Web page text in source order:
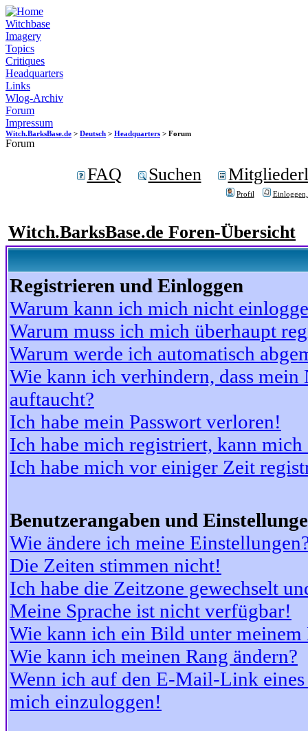
Witchbase
Imagery
Topics
Critiques
Headquarters
Links
Wlog-Archiv
Forum
Impressum
Witch.BarksBase.de > Deutsch > Headquarters > Forum
Forum
FAQ Suchen
Profil
Witch.BarksBase.de Foren-Übersicht
Registrieren und Einloggen
Warum kann ich mich nicht
Warum muss ich mich überhaupt
Warum werde ich automatisch
Wie kann ich verhindern, dass
auftaucht?
Ich habe mein Passwort verloren!
Ich habe mich registriert, kann
Ich habe mich vor einiger Zeit
Benutzerangaben und
Wie ändere ich meine
Die Zeiten stimmen nicht!
Ich habe die Zeitzone gewechselt
Meine Sprache ist nicht verfügbar!
Wie kann ich ein Bild unter meinem
Wie kann ich meinen Rang ändern?
Wenn ich auf den E-Mail-Link
mich einzuloggen!